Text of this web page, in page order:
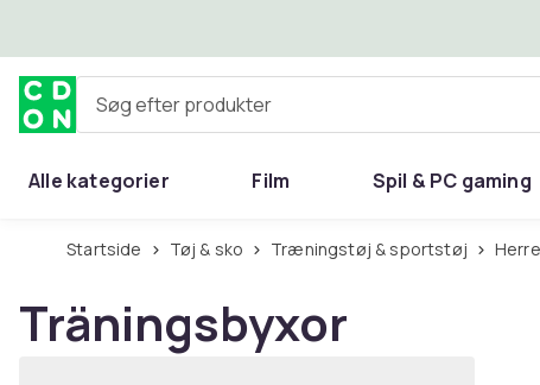
Søg efter produkter
Alle kategorier Film Spil & PC gaming
Hjem & have
Startside Tøj & sko Træningstøj & sportstøj Herre
Träningsbyxor